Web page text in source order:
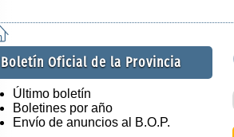
Boletín Oficial de la Provincia
Último boletín
Boletines por año
Envío de anuncios al B.O.P.